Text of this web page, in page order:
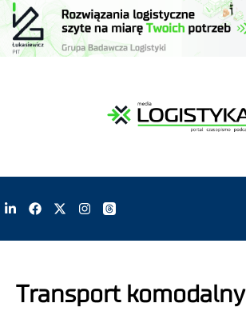
Transport komodalny